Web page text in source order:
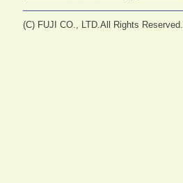
(C) FUJI CO., LTD.All Rights Reserved.